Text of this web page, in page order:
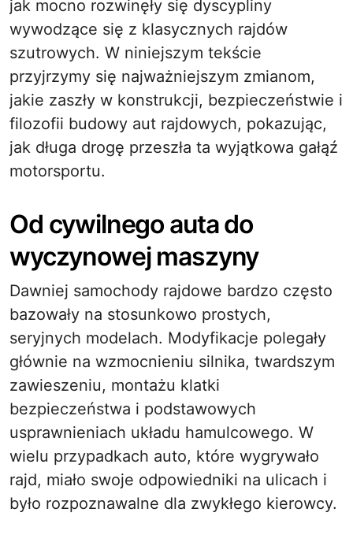
jak mocno rozwinęły się dyscypliny
wywodzące się z klasycznych rajdów
szutrowych. W niniejszym tekście
przyjrzymy się najważniejszym zmianom,
jakie zaszły w konstrukcji, bezpieczeństwie i
filozofii budowy aut rajdowych, pokazując,
jak długa drogę przeszła ta wyjątkowa gałąź
motorsportu.
Od cywilnego auta do
wyczynowej maszyny
Dawniej samochody rajdowe bardzo często
bazowały na stosunkowo prostych,
seryjnych modelach. Modyfikacje polegały
głównie na wzmocnieniu silnika, twardszym
zawieszeniu, montażu klatki
bezpieczeństwa i podstawowych
usprawnieniach układu hamulcowego. W
wielu przypadkach auto, które wygrywało
rajd, miało swoje odpowiedniki na ulicach i
było rozpoznawalne dla zwykłego kierowcy.